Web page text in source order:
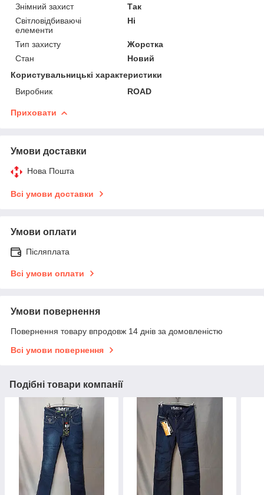
Знімний захист
Так
Світловідбиваючі
елементи
Ні
Тип захисту
Жорстка
Стан
Новий
Користувальницькі характеристики
Виробник
ROAD
Приховати
Умови доставки
Нова Пошта
Всі умови доставки
Умови оплати
Післяплата
Всі умови оплати
Умови повернення
Повернення товару впродовж 14 днів за домовленістю
Всі умови повернення
Подібні товари компанії